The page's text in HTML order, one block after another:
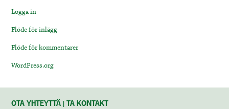
Logga in
Flöde för inlägg
Flöde för kommentarer
WordPress.org
OTA YHTEYTTÄ | TA KONTAKT